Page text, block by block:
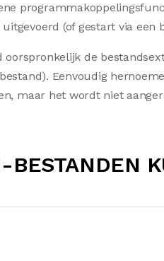
(of gestart via een
de
Eenvoudig
maar het wordt niet
BESTANDEN